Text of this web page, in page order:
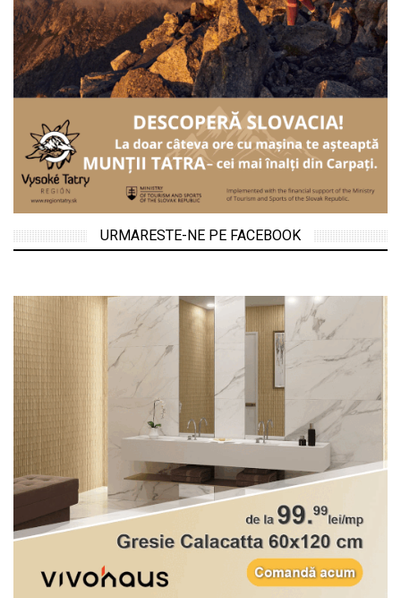
URMARESTE-NE PE FACEBOOK